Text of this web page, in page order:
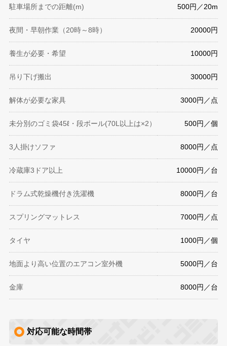
駐車場所までの距離(m) 500円／20m
夜間・早朝作業（20時～8時） 20000円
養生が必要・希望 10000円
吊り下げ搬出 30000円
解体が必要な家具 3000円／点
未分別のゴミ袋45ℓ・段ボール(70L以上は×2） 500円／個
3人掛けソファ 8000円／点
冷蔵庫3ドア以上 10000円／台
ドラム式乾燥機付き洗濯機 8000円／台
スプリングマットレス 7000円／点
タイヤ 1000円／個
地面より高い位置のエアコン室外機 5000円／台
金庫 8000円／台
対応可能な時間帯